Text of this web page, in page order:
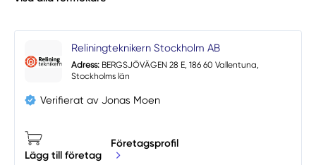
Reliningteknikern Stockholm AB
Adress: BERGSJÖVÄGEN 28 E, 186 60 Vallentuna,
Stockholms län
Verifierat av Jonas Moen
Lägg till företag
Företagsprofil